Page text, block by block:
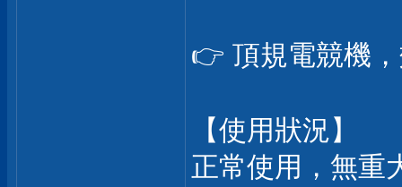
👉 頂規電競機
【使用狀況】
正常使用，無重